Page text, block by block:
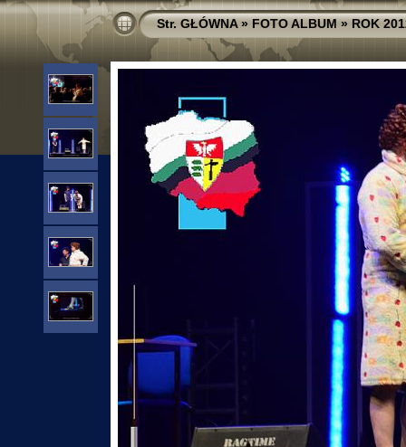
Str. GŁÓWNA»FOTO ALBUM»ROK